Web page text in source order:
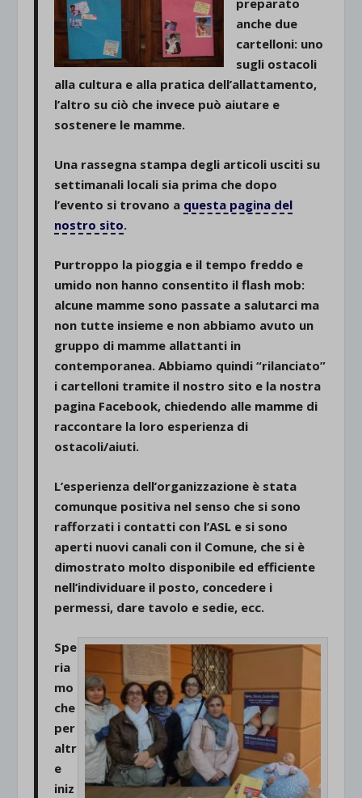
preparato
anche due
cartelloni: uno
sugli ostacoli
alla cultura e alla pratica dell’allattamento,
l’altro su ciò che invece può aiutare e
sostenere le mamme.
Una rassegna stampa degli articoli usciti su
settimanali locali sia prima che dopo
l’evento si trovano a questa pagina del
nostro sito.
Purtroppo la pioggia e il tempo freddo e
umido non hanno consentito il flash mob:
alcune mamme sono passate a salutarci ma
non tutte insieme e non abbiamo avuto un
gruppo di mamme allattanti in
contemporanea. Abbiamo quindi “rilanciato”
i cartelloni tramite il nostro sito e la nostra
pagina Facebook, chiedendo alle mamme di
raccontare la loro esperienza di
ostacoli/aiuti.
L’esperienza dell’organizzazione è stata
comunque positiva nel senso che si sono
rafforzati i contatti con l’ASL e si sono
aperti nuovi canali con il Comune, che si è
dimostrato molto disponibile ed efficiente
nell’individuare il posto, concedere i
permessi, dare tavolo e sedie, ecc.
Spe
ria
mo
che
per
altr
e
iniz